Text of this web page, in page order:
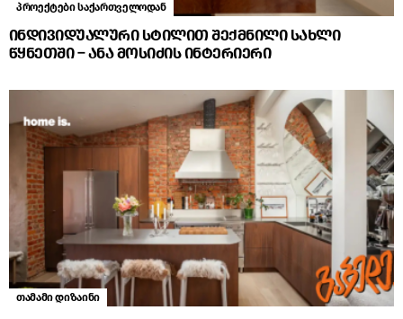
პროექტები საქართველოდან
ინდივიდუალური სტილით შექმნილი სახლი
წყნეთში – ანა მოსიძის ინტერიერი
თამამი დიზაინი